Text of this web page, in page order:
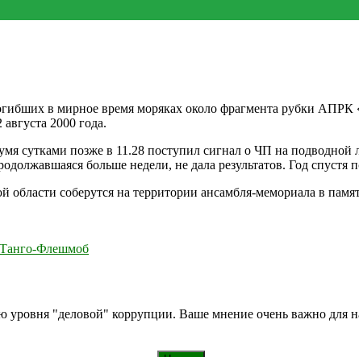
в мирное время моряках около фрагмента рубки
2000 года.
сутками позже в 11.28 поступил сигнал о ЧП на
больше недели, не дала результатов. Год спустя
соберутся на территории ансамбля-мемориала в
Танго-Флешмоб
уровня "деловой" коррупции. Ваше мнение очень важно